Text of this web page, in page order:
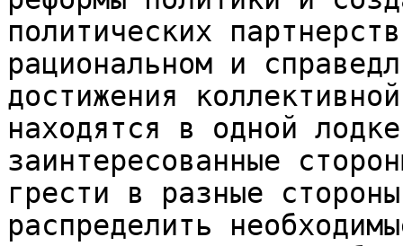
политических
рациональном и
достижения
находятся в одной
заинтересованные
грести в разные
распределить